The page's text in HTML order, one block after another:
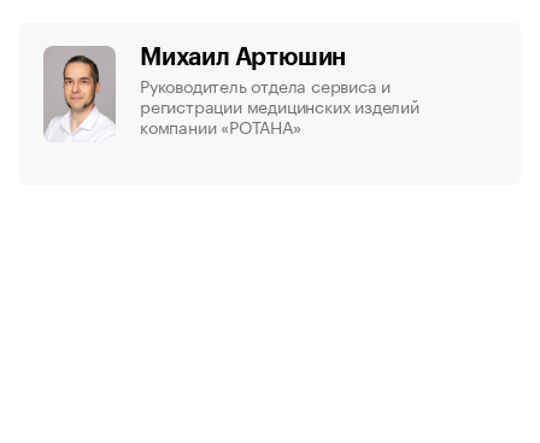
Михаил Артюшин
Руководитель отдела сервиса и
регистрации медицинских изделий
компании «РОТАНА»